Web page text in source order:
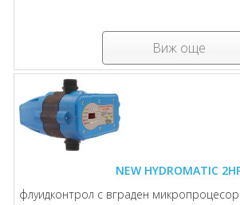
Виж още
NEW HYDROMATIC
флуидконтрол с вграден микропроцесор